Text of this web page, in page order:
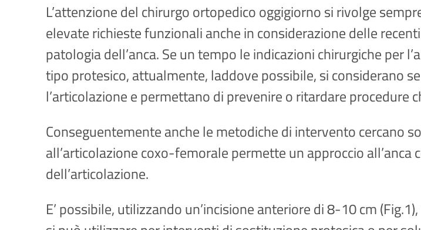
L’attenzione del chirurgo ortopedico oggigiorno si rivolge
elevate richieste funzionali anche in considerazione delle
patologia dell’anca. Se un tempo le indicazioni chirurgiche per
tipo protesico, attualmente, laddove possibile, si considerano
l’articolazione e permettano di prevenire o ritardare procedure
Conseguentemente anche le metodiche di intervento cercano
all’articolazione coxo-femorale permette un approccio
dell’articolazione.
E’ possibile, utilizzando un’incisione anteriore di 8-10 cm